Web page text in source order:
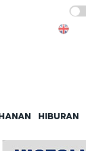
2026
HIBURAN